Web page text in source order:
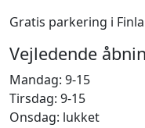
Gratis parkering i
Vejledende
Mandag: 9-15
Tirsdag: 9-15
Onsdag: lukket